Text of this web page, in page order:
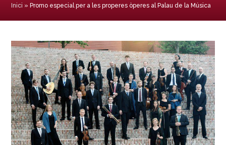
Inici » Promo especial per a les properes òperes al Palau de la Música